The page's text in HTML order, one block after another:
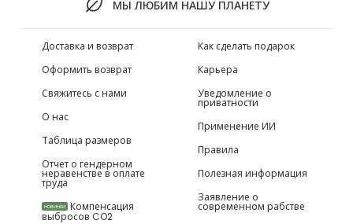
МЫ ЛЮБИМ НАШУ ПЛАНЕТУ
Доставка и возврат
Оформить возврат
Свяжитесь с нами
О нас
Таблица размеров
Отчет о гендерном
неравенстве в оплате
труда
НОВИНКИ Компенсация
выбросов CO2
Как сделать подарок
Карьера
Уведомление о
приватности
Применение ИИ
Правила
Полезная информация
Заявление о
современном рабстве